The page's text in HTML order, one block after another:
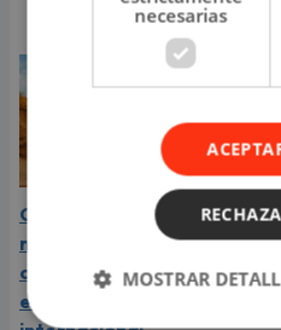
Carín León está en el
mejor momento de su
carrera y llega a Lima en
el año de su consagración
necesarias
MOSTRAR